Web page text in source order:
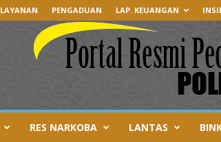
LAYANAN PENGADUAN LAP. KEUANGAN
RES NARKOBA LANTAS